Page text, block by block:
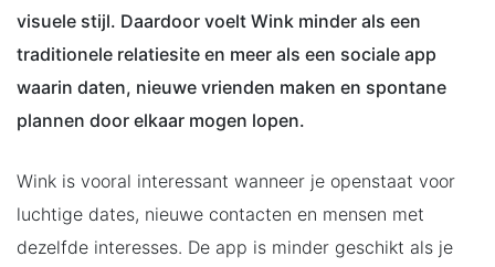
visuele stijl. Daardoor voelt Wink minder als een
traditionele relatiesite en meer als een sociale app
waarin daten, nieuwe vrienden maken en spontane
plannen door elkaar mogen lopen.
Wink is vooral interessant wanneer je openstaat voor
luchtige dates, nieuwe contacten en mensen met
dezelfde interesses. De app is minder geschikt als je